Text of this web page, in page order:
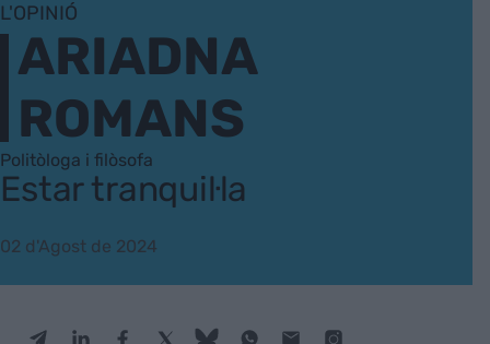
L'OPINIÓ
ARIADNA
ROMANS
Politòloga i filòsofa
Estar tranquil·la
02 d'Agost de 2024